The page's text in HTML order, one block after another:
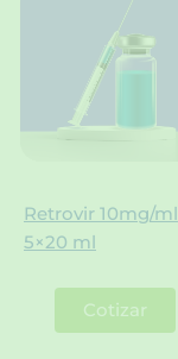
Retrovir 10mg/ml
5×20 ml
Cotizar